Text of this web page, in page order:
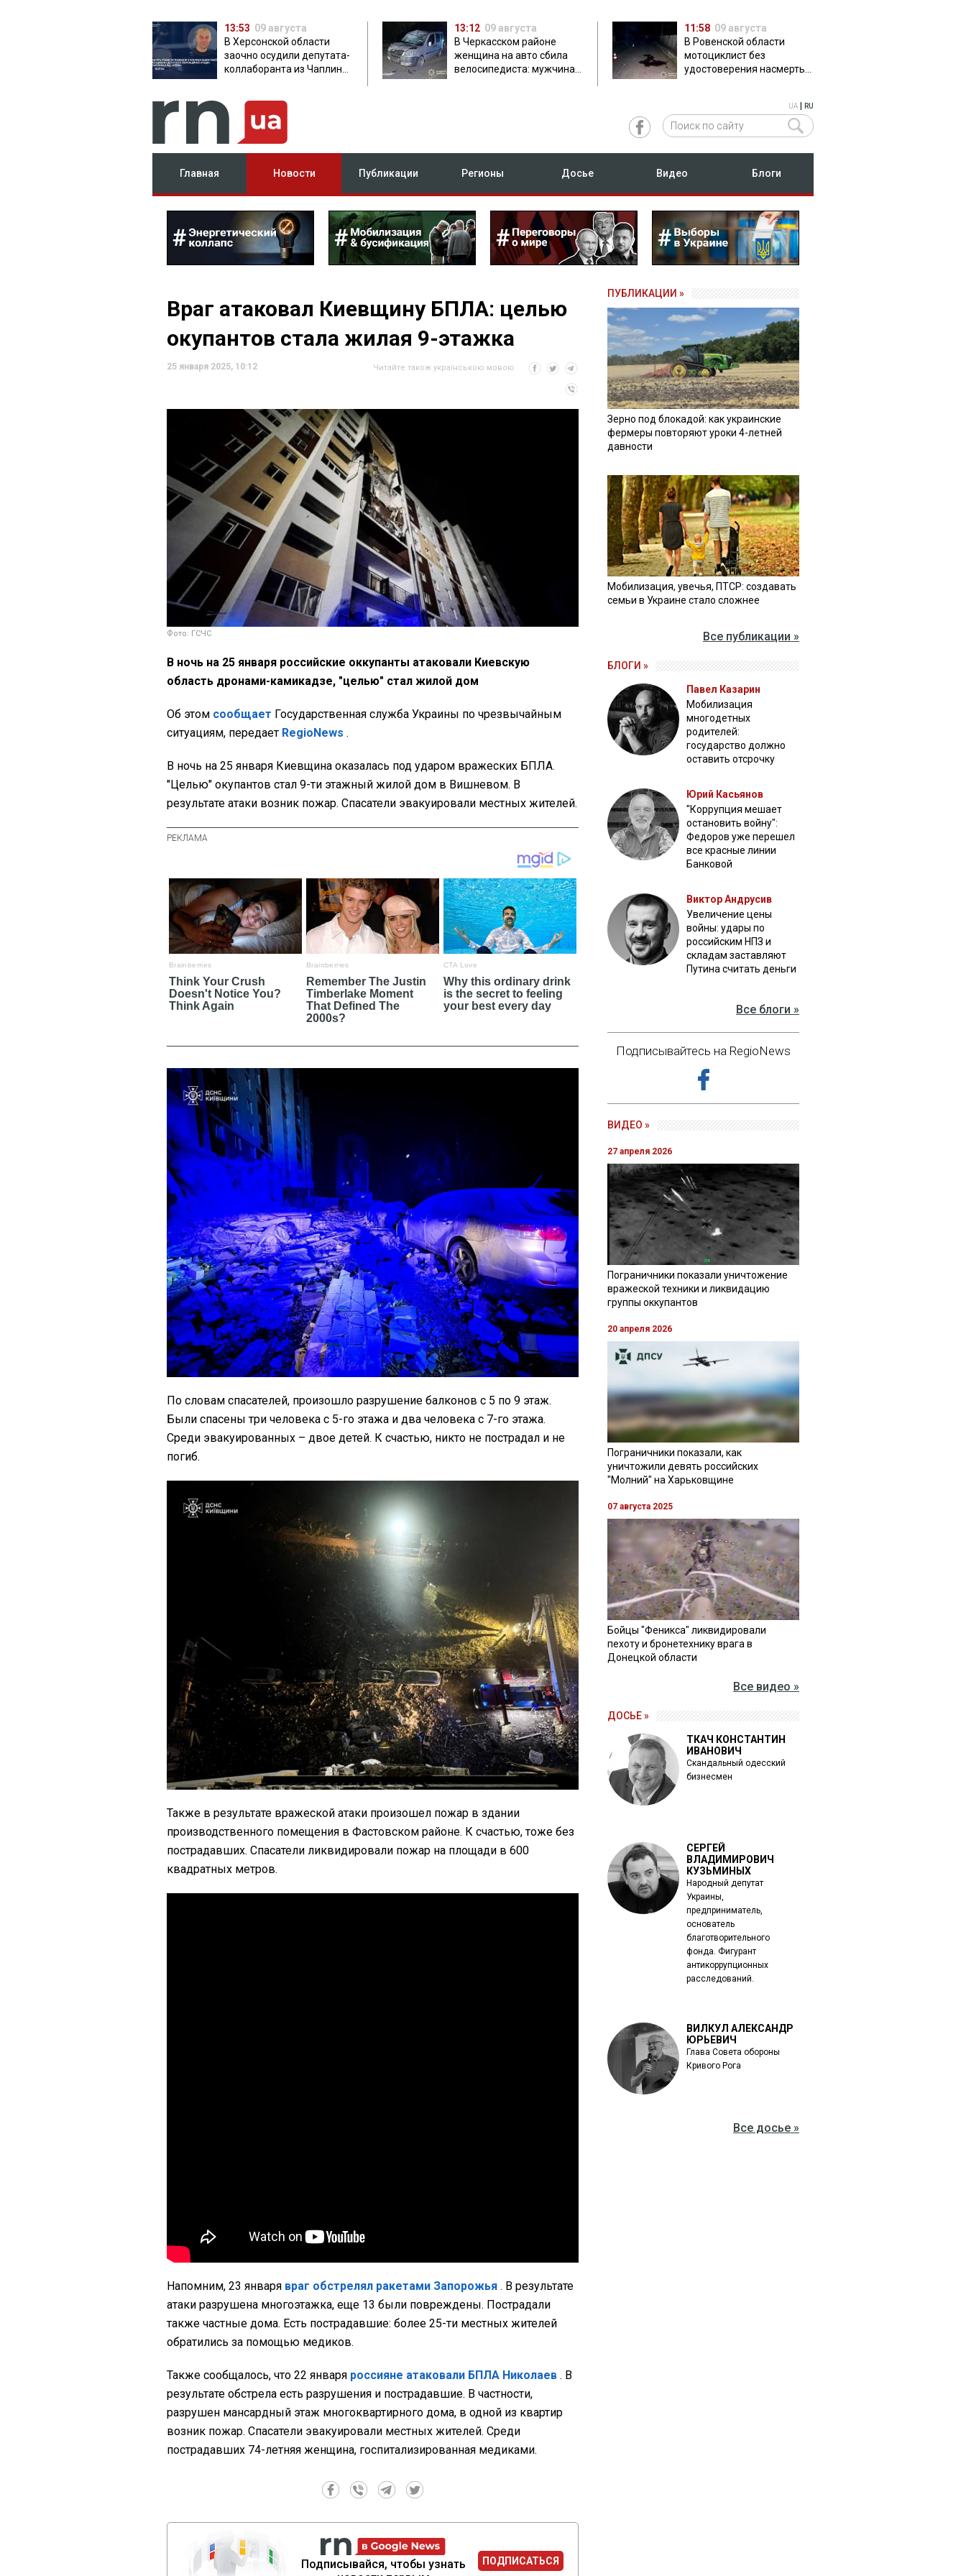
13:53 09 августа
В Херсонской области
заочно осудили депутата-
коллаборанта из Чаплинки
13:12 09 августа
В Черкасском районе
женщина на авто сбила
велосипедиста: мужчина
11:58 09 августа
В Ровенской области
мотоциклист без
удостоверения насмерть
UA RU
Главная Новости Публикации Регионы Досье Видео Блоги
Враг атаковал Киевщину БПЛА: целью
окупантов стала жилая 9-этажка
25 января 2025, 10:12 Читайте також українською мовою
Фото: ГСЧС
В ночь на 25 января российские оккупанты атаковали Киевскую
область дронами-камикадзе, "целью" стал жилой дом
Об этом сообщает Государственная служба Украины по чрезвычайным
ситуациям, передает RegioNews .
В ночь на 25 января Киевщина оказалась под ударом вражеских БПЛА.
"Целью" окупантов стал 9-ти этажный жилой дом в Вишневом. В
результате атаки возник пожар. Спасатели эвакуировали местных жителей.
По словам спасателей, произошло разрушение балконов с 5 по 9 этаж.
Были спасены три человека с 5-го этажа и два человека с 7-го этажа.
Среди эвакуированных – двое детей. К счастью, никто не пострадал и не
погиб.
Также в результате вражеской атаки произошел пожар в здании
производственного помещения в Фастовском районе. К счастью, тоже без
пострадавших. Спасатели ликвидировали пожар на площади в 600
квадратных метров.
Напомним, 23 января враг обстрелял ракетами Запорожья . В результате
атаки разрушена многоэтажка, еще 13 были повреждены. Пострадали
также частные дома. Есть пострадавшие: более 25-ти местных жителей
обратились за помощью медиков.
Также сообщалось, что 22 января россияне атаковали БПЛА Николаев . В
результате обстрела есть разрушения и пострадавшие. В частности,
разрушен мансардный этаж многоквартирного дома, в одной из квартир
возник пожар. Спасатели эвакуировали местных жителей. Среди
пострадавших 74-летняя женщина, госпитализированная медиками.
Подписывайся, чтобы узнать
ПОДПИСАТЬСЯ
ПУБЛИКАЦИИ »
Зерно под блокадой: как украинские
фермеры повторяют уроки 4-летней
давности
Мобилизация, увечья, ПТСР: создавать
семьи в Украине стало сложнее
Все публикации »
БЛОГИ »
Павел Казарин
Мобилизация
многодетных
родителей:
государство должно
оставить отсрочку
Юрий Касьянов
"Коррупция мешает
остановить войну":
Федоров уже перешел
все красные линии
Банковой
Виктор Андрусив
Увеличение цены
войны: удары по
российским НПЗ и
складам заставляют
Путина считать деньги
Все блоги »
Подписывайтесь на RegioNews
ВИДЕО »
27 апреля 2026
Пограничники показали уничтожение
вражеской техники и ликвидацию
группы оккупантов
20 апреля 2026
Пограничники показали, как
уничтожили девять российских
"Молний" на Харьковщине
07 августа 2025
Бойцы "Феникса" ликвидировали
пехоту и бронетехнику врага в
Донецкой области
Все видео »
ДОСЬЕ »
ТКАЧ КОНСТАНТИН
ИВАНОВИЧ
Скандальный одесский
бизнесмен
СЕРГЕЙ
ВЛАДИМИРОВИЧ
КУЗЬМИНЫХ
Народный депутат
Украины,
предприниматель,
основатель
благотворительного
фонда. Фигурант
антикоррупционных
расследований.
ВИЛКУЛ АЛЕКСАНДР
ЮРЬЕВИЧ
Глава Совета обороны
Кривого Рога
Все досье »